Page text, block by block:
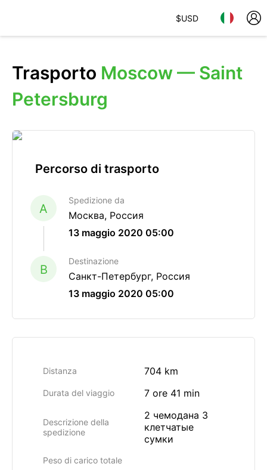
$USD
Trasporto Moscow — Saint
Petersburg
Percorso di trasporto
A
Spedizione da
Москва, Россия
13 maggio 2020 05:00
B
Destinazione
Санкт-Петербург, Россия
13 maggio 2020 05:00
Distanza 704 km
Durata del viaggio 7 ore 41 min
Descrizione della
spedizione
2 чемодана 3
клетчатые
сумки
Peso di carico totale